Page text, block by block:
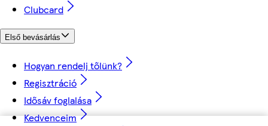
Clubcard
Első bevásárlás
Hogyan rendelj tőlünk?
Regisztráció
Idősáv foglalása
Kedvenceim